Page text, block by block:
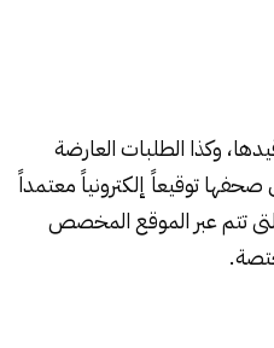
وكذا ‏الطلبات العارضة
توقيعاً إلكترونياً معتمداً
تتم عبر الموقع ‏المخصص